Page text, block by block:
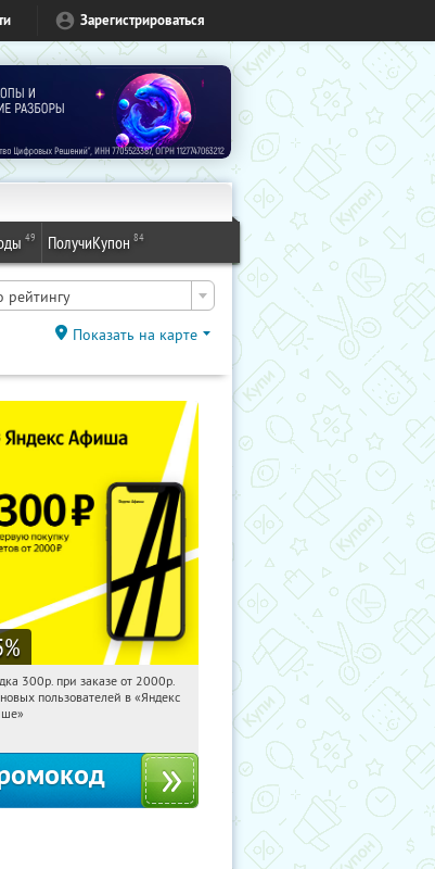
Зарегистрироваться
49 ПолучиКупон 84
рейтингу
Показать на карте
%
Получили:65
300р. при заказе от 2000р.
пользователей в «Яндекс